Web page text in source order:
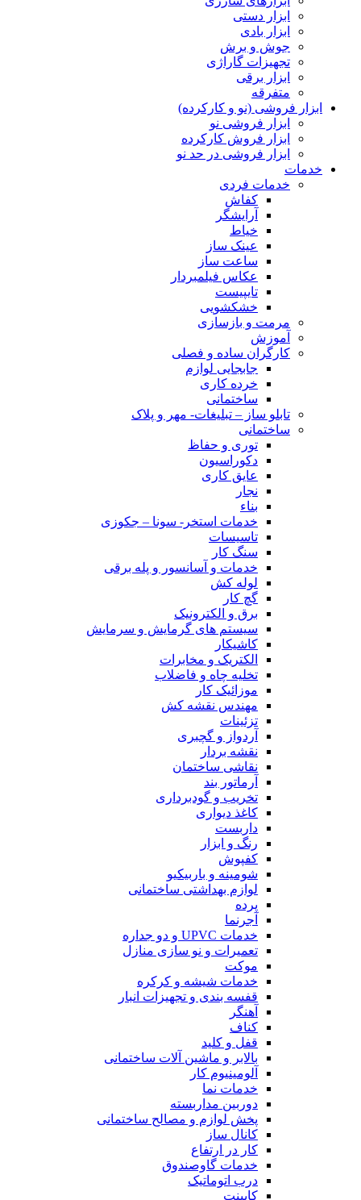
ابزار دستی
ابزار بادی
جوش و برش
تجهیزات گاراژی
ابزار برقی
متفرقه
ابزار فروشی (نو و کارکرده)
ابزار فروشی نو
ابزار فروش کارکرده
ابزار فروشی در حد نو
خدمات
خدمات فردی
کفاش
آرایشگر
خیاط
عینک ساز
ساعت ساز
عکاس فیلمبردار
تایپیست
خشکشویی
مرمت و بازسازی
آموزش
کارگران ساده و فصلی
جابجایی لوازم
خرده کاری
ساختمانی
تابلو ساز – تبلیغات- مهر و پلاک
ساختمانی
توری و حفاظ
دکوراسیون
عایق کاری
نجار
بناء
خدمات استخر- سونا – جکوزی
تاسیسات
سنگ کار
خدمات و آسانسور و پله برقی
لوله کش
گچ کار
برق و الکترونیک
سیستم های گرمایش و سرمایش
کاشیکار
الکتریک و مخابرات
تخلیه چاه و فاضلاب
موزائیک کار
مهندس نقشه کش
تزئینات
آردواز و گچبری
نقشه بردار
نقاشی ساختمان
آرماتور بند
تخریب و گودبرداری
کاغذ دیواری
داربست
رنگ و ابزار
کفپوش
شومینه و باربیکیو
لوازم بهداشتی ساختمانی
پرده
آجرنما
خدمات UPVC و دو جداره
تعمیرات و نو سازی منازل
موکت
خدمات شیشه و کرکره
قفسه بندی و تجهیزات انبار
آهنگر
کناف
قفل و کلید
بالابر و ماشین آلات ساختمانی
آلومینیوم کار
خدمات نما
دوربین مداربسته
پخش لوازم و مصالح ساختمانی
کانال ساز
کار در ارتفاع
خدمات گاوصندوق
درب اتوماتیک
کابینت